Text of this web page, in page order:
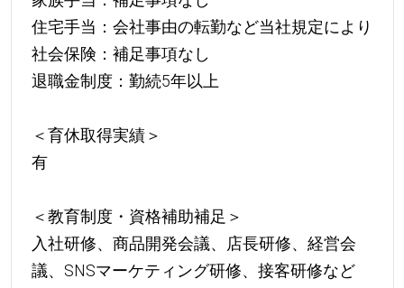
住宅手当：会社事由の転勤など当社規定により
社会保険：補足事項なし
退職金制度：勤続5年以上
＜育休取得実績＞
有
＜教育制度・資格補助補足＞
入社研修、商品開発会議、店長研修、経営会
議、SNSマーケティング研修、接客研修など